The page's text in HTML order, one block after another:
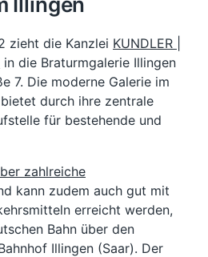
zieht die Kanzlei KUNDLER |
in die Braturmgalerie Illingen
7. Die moderne Galerie im
durch ihre zentrale
für bestehende und
zahlreiche
kann zudem auch gut mit
erreicht werden,
Bahn über den
Illingen (Saar). Der